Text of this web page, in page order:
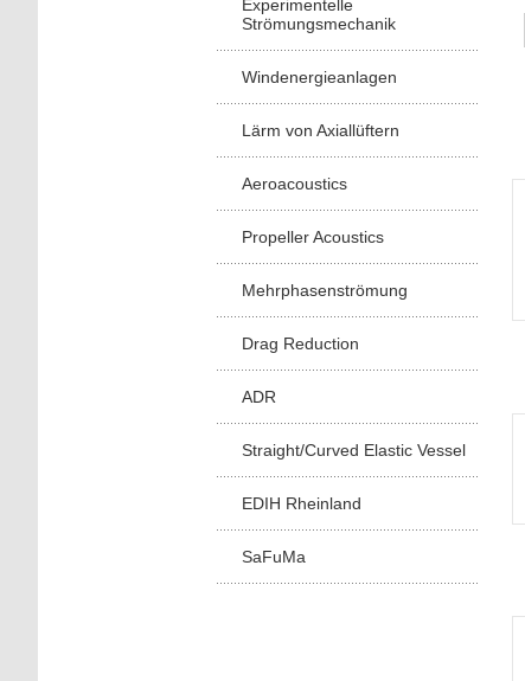
Experimentelle
Strömungsmechanik
Windenergieanlagen
Lärm von Axiallüftern
Aeroacoustics
Propeller Acoustics
Mehrphasenströmung
Drag Reduction
ADR
Straight/Curved Elastic Vessel
EDIH Rheinland
SaFuMa